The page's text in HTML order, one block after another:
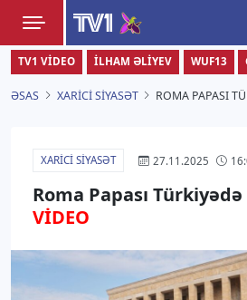
TV1
Zamanı bizimlə yaşa!
TV1 VIDEO İLHAM ƏLIYEV WUF13
ƏSAS XARICI SIYASƏT ROMA PAPASI
XARICI SIYASƏT 27.11.2025
Roma Papası
VİDEO